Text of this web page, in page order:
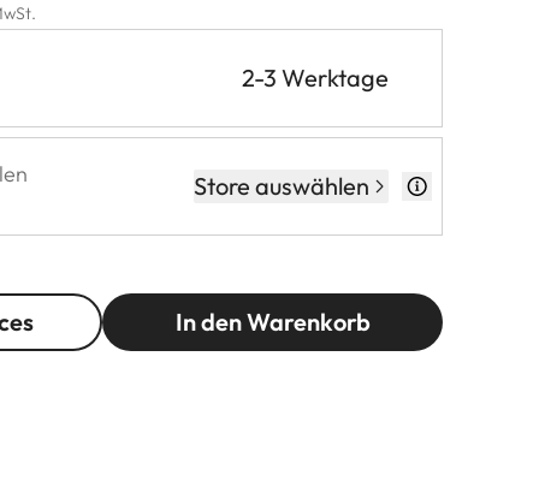
2-3 Werktage
Store auswählen
In den Warenkorb